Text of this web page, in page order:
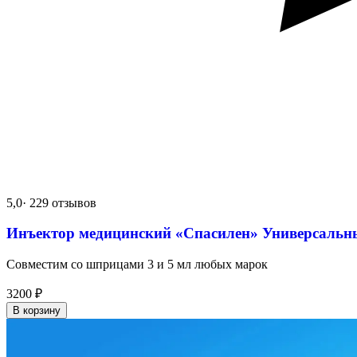
5,0· 229 отзывов
Инъектор медицинский «Спасилен»
Совместим со шприцами 3 и 5 мл любых марок
3200 ₽
В корзину